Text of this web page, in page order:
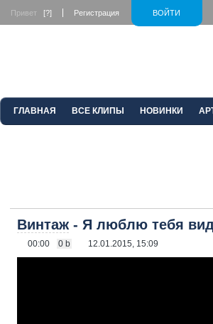
ВОЙТИ
Привет [?] Регистрация
ГЛАВНАЯ ВСЕ КЛИПЫ НОВИНКИ
Винтаж - Я люблю тебя
00:00 0 b 12.01.2015, 15:09